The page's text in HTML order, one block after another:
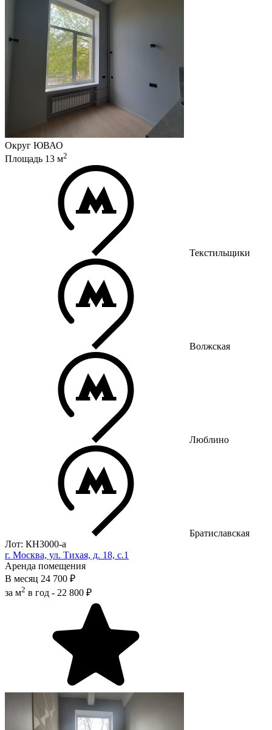
Округ ЮВАО
Площадь 13 м2
Текстильщики
Волжская
Люблино
Братиславская
Лот: КН3000-a
г. Москва, ул. Тихая, д. 18, с.1
Аренда помещения
В месяц 24 700 ₽
за м2 в год - 22 800 ₽